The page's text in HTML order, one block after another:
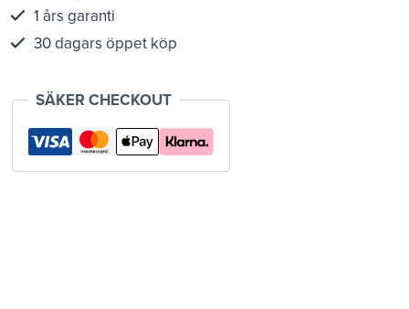
1 års garanti
30 dagars öppet köp
SÄKER CHECKOUT